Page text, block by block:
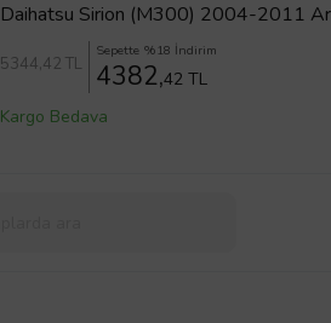
Daihatsu Sirion (M300) 2004-2011
ara atkı tavan barı SİYAH
5344,42 TL
Sepette %18 İndirim
4382,42 TL
Kargo Bedava